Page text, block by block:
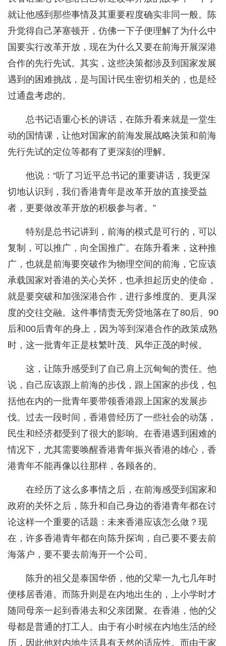
就让他感到那些事情及其重要程度确实非同一般。陈
升觉得自己茅塞顿开，仿佛一下子便理解了为什么中
国要实行改革开放，现在为什么又要在前海开展深港
合作的先行先试。其实，这些决策都涉及到国家发展
遇到的困难挑战，是与国计民生密切相关的，也是经
过通盘考虑的。
总书记语重心长的讲话，在陈升看来就是一堂生
动的国情课，让他对国家的前海发展战略决策和前海
先行先试的定位等都有了更深刻的理解。
他说：“听了习近平总书记的重要讲话，我更深
切地认识到，我们香港青年是改革开放的直接受益
者，更要做改革开放的积极参与者。”
特别是总书记讲到，前海的模式是可行的，可以
复制，可以推广，向全国推广。在陈升看来，这种推
广，也就是前海要突破作为物理空间的前海，它应该
承载国家对香港的关心关怀，也承担起历史的使命，
就是要突破和加强深港合作，进行多维度的、更具深
度的交往交融。这件事情责无旁贷地落在了80后、90
后和00后青年的身上，因为等到深港合作的政策成熟
时，这一批青年正是枝繁叶茂、风华正茂的时候。
这，让陈升感受到了自己肩上沉甸甸的责任。他
说，自己应该跟上前海的步伐，跟上国家的步伐，包
括他在内的一批青年要带领香港跟上国家的发展步
伐。过去一段时间，香港曾经历了一些社会的动荡，
民生和经济都受到了很大的影响。在香港遇到困难的
情况下，尤其需要唤醒香港青年振兴香港的雄心，香
港青年不能再像以往那样，各顾各的。
在经历了这么多事情之后，在前海感受到国家和
政府的关怀之后，陈升和自己身边的香港青年都在讨
论这样一个重要的话题：未来香港应该怎么做？现
在，许多香港青年都在向陈升探询，自己要不要去前
海落户，要不要去前海开一个公司。
陈升的祖父是泰国华侨，他的父辈一九七几年时
便移居香港。而陈升则是在内地出生的，上小学时才
随同母亲一起到香港去和父亲团聚。在香港，他的父
母都是普通的打工人。由于有小时候在内地生活的经
历，因此他对内地生活具有天然的适应性。而由于家